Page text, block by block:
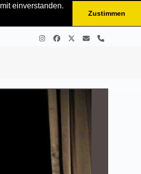
einverstanden.
Zustimmen
InstagramFacebook
Twitter
E- Telefon